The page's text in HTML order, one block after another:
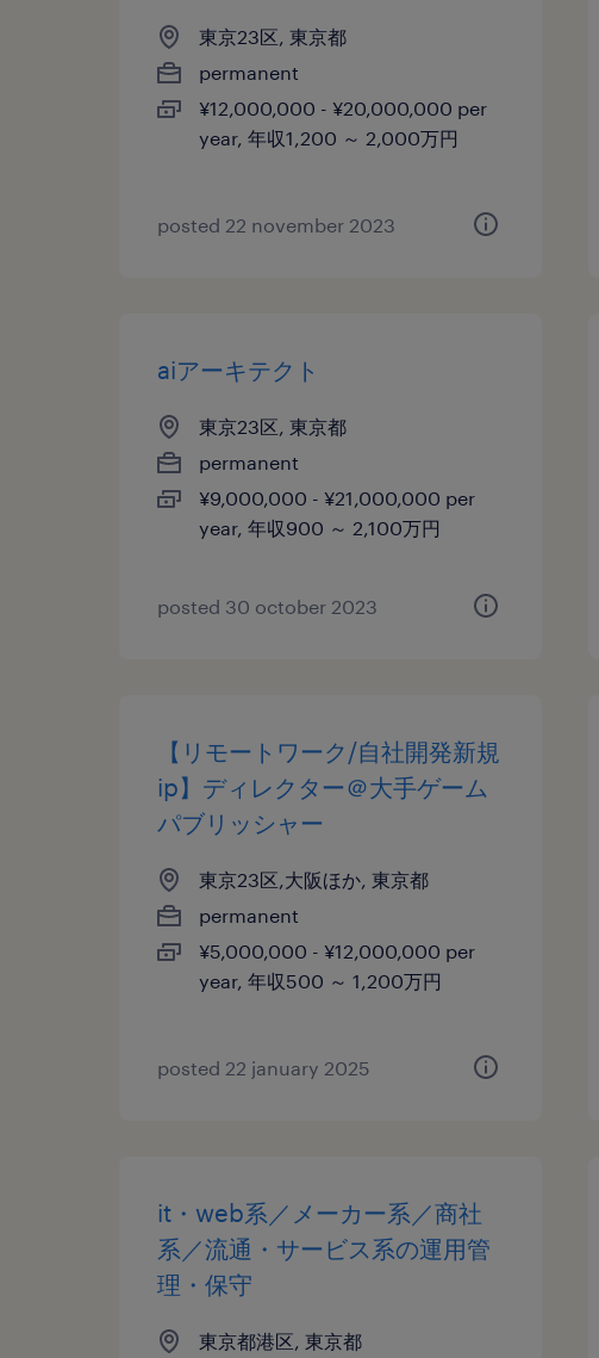
東京23区, 東京都
permanent
¥12,000,000 - ¥20,000,000 per
year, 年収1,200 ～ 2,000万円
posted 22 november 2023
aiアーキテクト
東京23区, 東京都
permanent
¥9,000,000 - ¥21,000,000 per
year, 年収900 ～ 2,100万円
posted 30 october 2023
【リモートワーク/自社開発新規
ip】ディレクター＠大手ゲーム
パブリッシャー
東京23区,大阪ほか, 東京都
permanent
¥5,000,000 - ¥12,000,000 per
year, 年収500 ～ 1,200万円
posted 22 january 2025
it・web系／メーカー系／商社
系／流通・サービス系の運用管
理・保守
東京都港区, 東京都